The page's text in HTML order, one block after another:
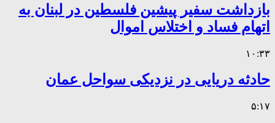
بازداشت سفیر پیشین فلسطین در لبنان به
اتهام فساد و اختلاس اموال
۱۰:۳۳
حادثه دریایی در نزدیکی سواحل عمان
۵:۱۷